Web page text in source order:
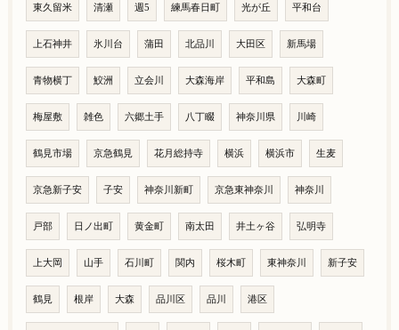
東久留米 清瀬 週5 練馬春日町 光が丘 平和台
上石神井 氷川台 蒲田 北品川 大田区 新馬場
青物横丁 鮫洲 立会川 大森海岸 平和島 大森町
梅屋敷 雑色 六郷土手 八丁畷 神奈川県 川崎
鶴見市場 京急鶴見 花月総持寺 横浜 横浜市 生麦
京急新子安 子安 神奈川新町 京急東神奈川 神奈川
戸部 日ノ出町 黄金町 南太田 井土ヶ谷 弘明寺
上大岡 山手 石川町 関内 桜木町 東神奈川 新子安
鶴見 根岸 大森 品川区 品川 港区